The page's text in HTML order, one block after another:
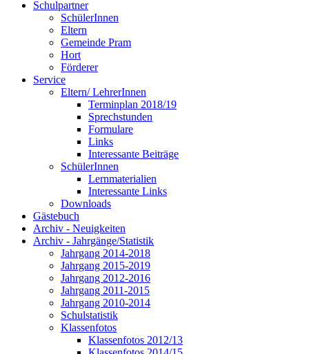
Schulpartner
SchülerInnen
Eltern
Gemeinde Pram
Hort
Förderer
Service
Eltern/ LehrerInnen
Terminplan 2018/19
Sprechstunden
Formulare
Links
Interessante Beiträge
SchülerInnen
Lernmaterialien
Interessante Links
Downloads
Gästebuch
Archiv - Neuigkeiten
Archiv - Jahrgänge/Statistik
Jahrgang 2014-2018
Jahrgang 2015-2019
Jahrgang 2012-2016
Jahrgang 2011-2015
Jahrgang 2010-2014
Schulstatistik
Klassenfotos
Klassenfotos 2012/13